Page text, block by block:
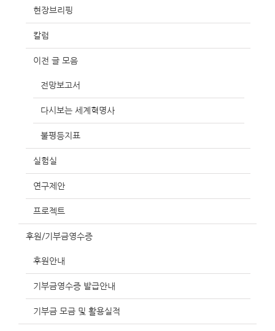
현장브리핑
칼럼
이전 글 모음
전망보고서
다시보는 세계혁명사
불평등지표
실험실
연구제안
프로젝트
후원/기부금영수증
후원안내
기부금영수증 발급안내
기부금 모금 및 활용실적